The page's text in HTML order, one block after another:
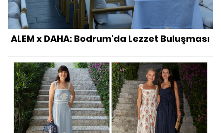
ALEM x DAHA: Bodrum'da Lezzet Buluşması